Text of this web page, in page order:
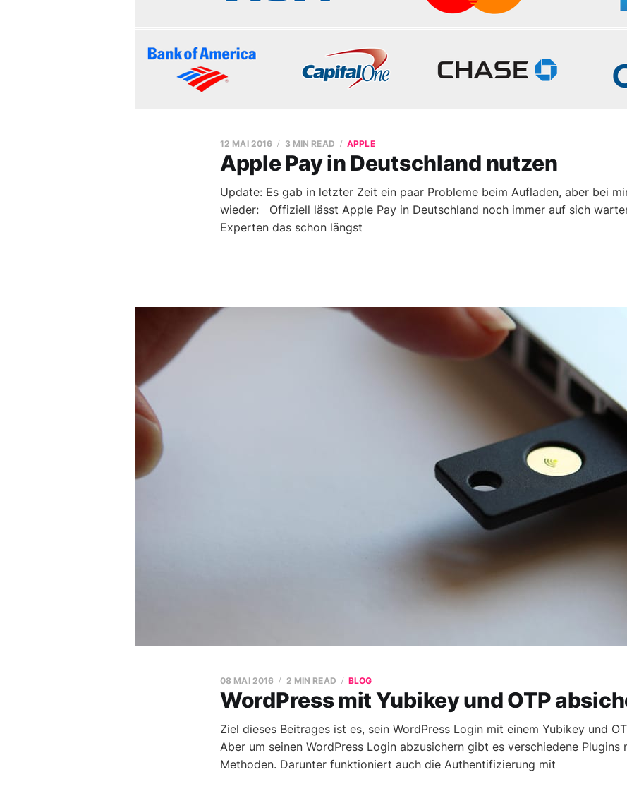
Apple Pay in Deutschland nutzen
12 MAI 2016 3 MIN READ APPLE
Update: Es gab in letzter Zeit ein paar Probleme beim Aufladen, aber bei
wieder: Offiziell lässt Apple Pay in Deutschland noch immer auf sich
Experten das schon längst
WordPress mit Yubikey und OTP
08 MAI 2016 2 MIN READ BLOG
Ziel dieses Beitrages ist es, sein WordPress Login mit einem Yubikey und
Aber um seinen WordPress Login abzusichern gibt es verschiedene Plugins
Methoden. Darunter funktioniert auch die Authentifizierung mit